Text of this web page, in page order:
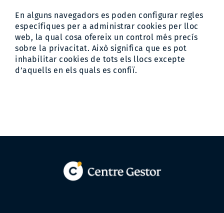
En alguns navegadors es poden configurar regles
específiques per a administrar cookies per lloc
web, la qual cosa ofereix un control més precís
sobre la privacitat. Això significa que es pot
inhabilitar cookies de tots els llocs excepte
d’aquells en els quals es confiï.